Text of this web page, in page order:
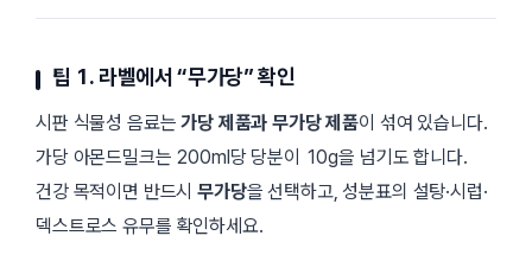
팁 1. 라벨에서 “무가당” 확인
시판 식물성 음료는가당 제품과 무가당 제품이 섞여 있습니다.
가당 아몬드밀크는 200ml당 당분이 10g을 넘기도 합니다.
건강 목적이면 반드시무가당을 선택하고, 성분표의 설탕·시럽·
덱스트로스 유무를 확인하세요.